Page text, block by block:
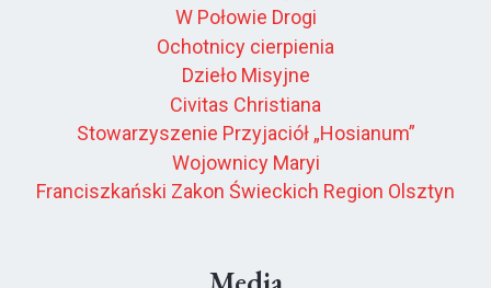
W Połowie Drogi
Ochotnicy cierpienia
Dzieło Misyjne
Civitas Christiana
Stowarzyszenie Przyjaciół „Hosianum”
Wojownicy Maryi
Franciszkański Zakon Świeckich Region Olsztyn